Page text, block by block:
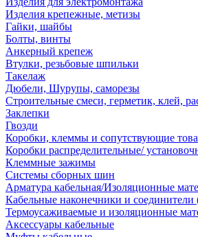
Изделия крепежные, метизы
Гайки, шайбы
Болты, винты
Анкерный крепеж
Втулки, резьбовые шпильки
Такелаж
Дюбели, Шурупы, саморезы
Строительные смеси, герметик, клей,
Заклепки
Гвозди
Коробки, клеммы и сопутствующие
Коробки распределительные/
Клеммные зажимы
Системы сборных шин
Арматура кабельная/Изоляционные
Кабельные наконечники и соединители
Термоусаживаемые и изоляционные
Аксессуары кабельные